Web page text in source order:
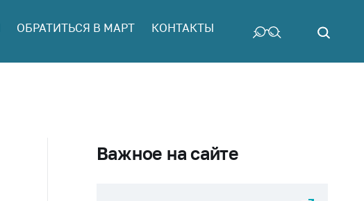
ОБРАТИТЬСЯ В МАРТ КОНТАКТЫ
Важное на сайте